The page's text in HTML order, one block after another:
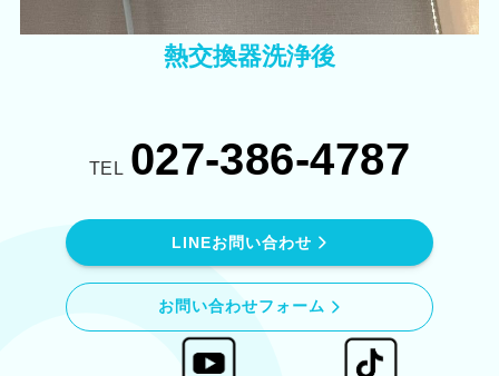
熱交換器洗浄後
TEL 027-386-4787
LINEお問い合わせ
お問い合わせフォーム